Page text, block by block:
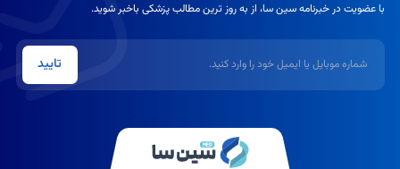
با عضویت در خبرنامه سین سا، از به روز ترین مطالب پزشکی باخبر شوید.
تایید